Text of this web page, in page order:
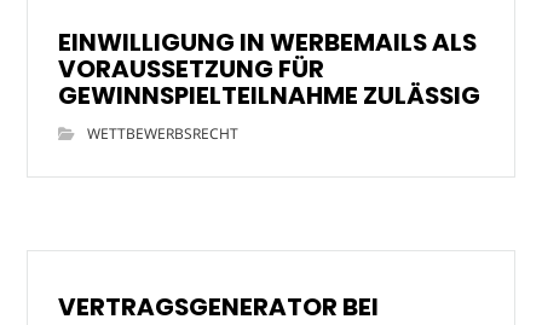
EINWILLIGUNG IN WERBEMAILS ALS
VORAUSSETZUNG FÜR
GEWINNSPIELTEILNAHME ZULÄSSIG
WETTBEWERBSRECHT
VERTRAGSGENERATOR BEI